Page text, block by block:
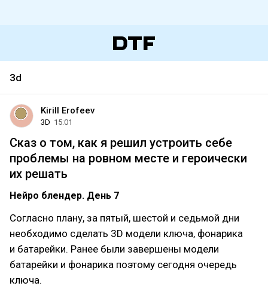
3d
Kirill Erofeev
3D 15:01
Сказ о том, как я решил устроить себе
проблемы на ровном месте и героически
их решать
Нейро блендер. День 7
Согласно плану, за пятый, шестой и седьмой дни
необходимо сделать 3D модели ключа, фонарика
и батарейки. Ранее были завершены модели
батарейки и фонарика поэтому сегодня очередь
ключа.